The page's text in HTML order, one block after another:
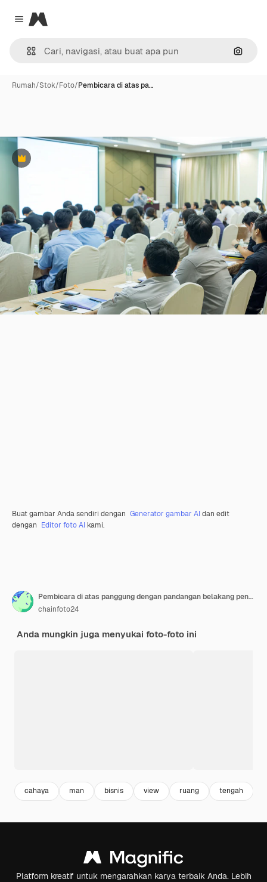
Close menu
Magnific
Rumah/Stok/Foto/Pembicara di atas pa…
Premium
Buat gambar Anda sendiri dengan Generator gambar AIdan edit
dengan Editor foto AI kami.
Pembicara di atas panggung dengan pandangan belakang penonton di ruang konferensi atau pertemuan seminar
chainfoto24
Anda mungkin juga menyukai foto-foto ini
cahaya man bisnis view ruang tengah
Platform kreatif untuk mengarahkan karya terbaik Anda. Lebih